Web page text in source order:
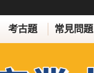
考古題 常見問題